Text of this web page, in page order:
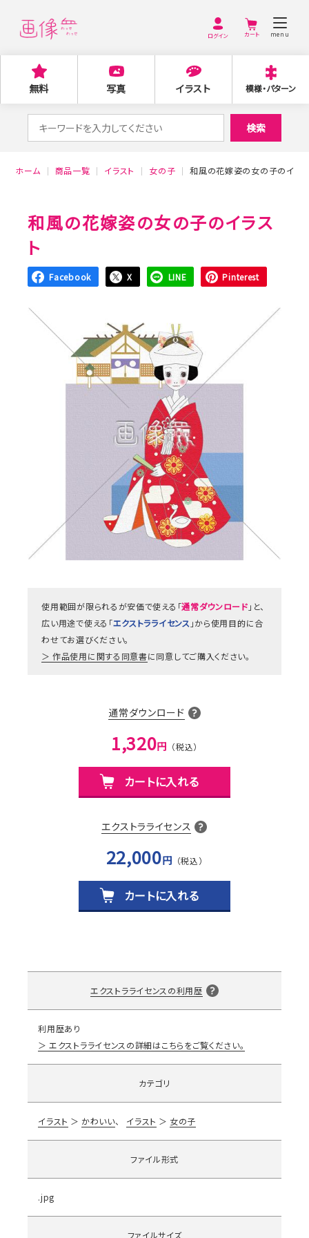
ログイン menu
無料 写真 イラスト 模様・パターン
索
検索
ホーム 商品一覧 イラスト 女の子 和風の花嫁姿の女の子のイラ
和風の花嫁姿の女の子のイラス
ト
Facebook X LINE Pinterest
使用範囲が限られるが安価で使える「通常ダウンロード 」と、
広い用途で使える「エクストラライセンス 」から使用目的に合
わせてお選びください。
作品使用に関する同意書に同意してご購入ください。
通常ダウンロード
1,320円
カートに入れる
エクストラライセンス
22,000円
カートに入れる
エクストラライセンスの利用歴
利用歴あり
エクストラライセンスの詳細はこちらをご覧ください。
カテゴリ
イラスト かわいい イラスト 女の子
ファイル形式
.jpg
ファイルサイズ